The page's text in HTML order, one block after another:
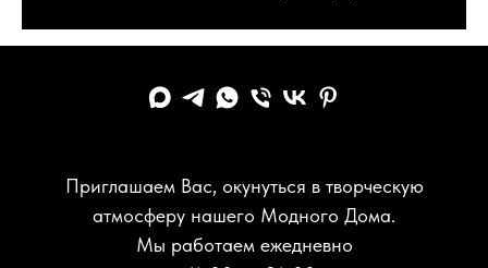
Приглашаем Вас, окунуться в творческую
атмосферу нашего Модного Дома.
Мы работаем ежедневно